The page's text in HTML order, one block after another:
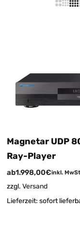
Magnetar UDP
Ray-Player
ab1.998,00€inkl.
zzgl. Versand
Lieferzeit: sofort